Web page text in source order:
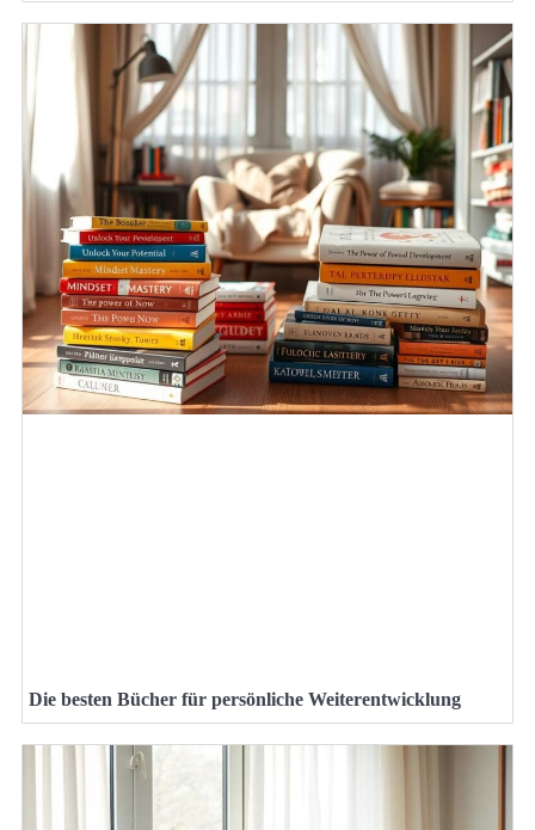
Die besten Bücher für persönliche Weiterentwicklung